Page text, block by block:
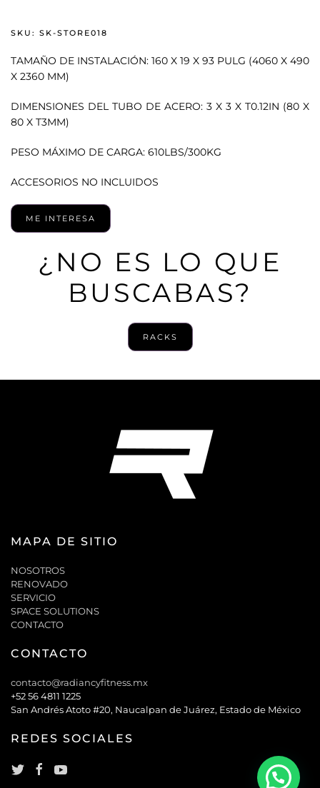
SKU: SK-STORE018
TAMAÑO DE INSTALACIÓN: 160 X 19 X 93 PULG (4060 X 490
X 2360 MM)
DIMENSIONES DEL TUBO DE ACERO: 3 X 3 X T0.12IN (80 X
80 X T3MM)
PESO MÁXIMO DE CARGA: 610LBS/300KG
ACCESORIOS NO INCLUIDOS
ME INTERESA
¿NO ES LO QUE
BUSCABAS?
RACKS
MAPA DE SITIO
NOSOTROS
RENOVADO
SERVICIO
SPACE SOLUTIONS
CONTACTO
CONTACTO
contacto@radiancyfitness.mx
+52 56 4811 1225
San Andrés Atoto #20, Naucalpan de Juárez, Estado de México
REDES SOCIALES